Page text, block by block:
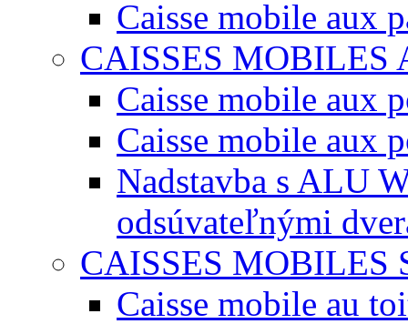
Caisse mobile aux
CAISSES MOBILES
Caisse mobile aux
Caisse mobile aux
Nadstavba s ALU
odsúvateľnými
CAISSES MOBILES
Caisse mobile au